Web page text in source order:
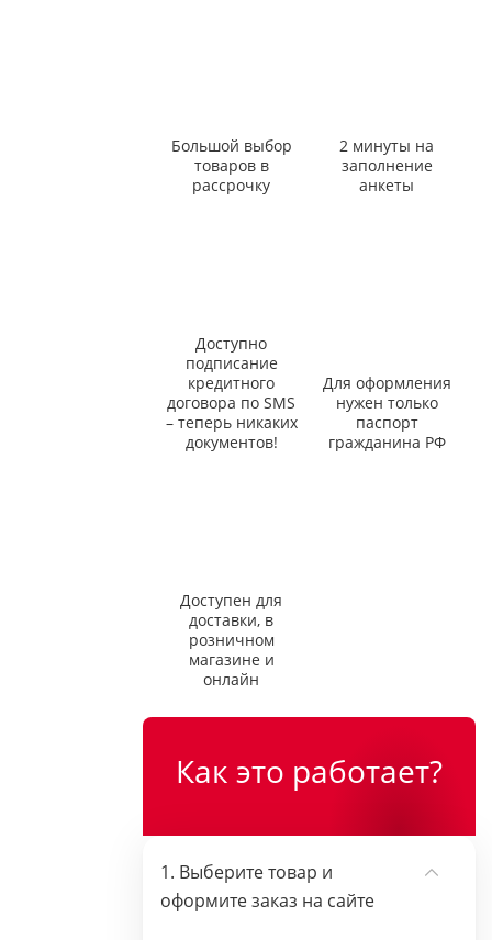
Большой выбор
товаров в
рассрочку
2 минуты на
заполнение
анкеты
Доступно
подписание
кредитного
договора по SMS
– теперь никаких
документов!
Для оформления
нужен только
паспорт
гражданина РФ
Доступен для
доставки, в
розничном
магазине и
онлайн
Как это работает?
Выберите товар и
оформите заказ на сайте